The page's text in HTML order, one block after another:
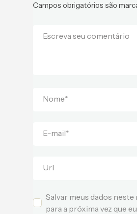
Campos obrigatórios são
Escreva seu comentário
Nome*
E-mail*
Url
Salvar meus dados neste
para a próxima vez que